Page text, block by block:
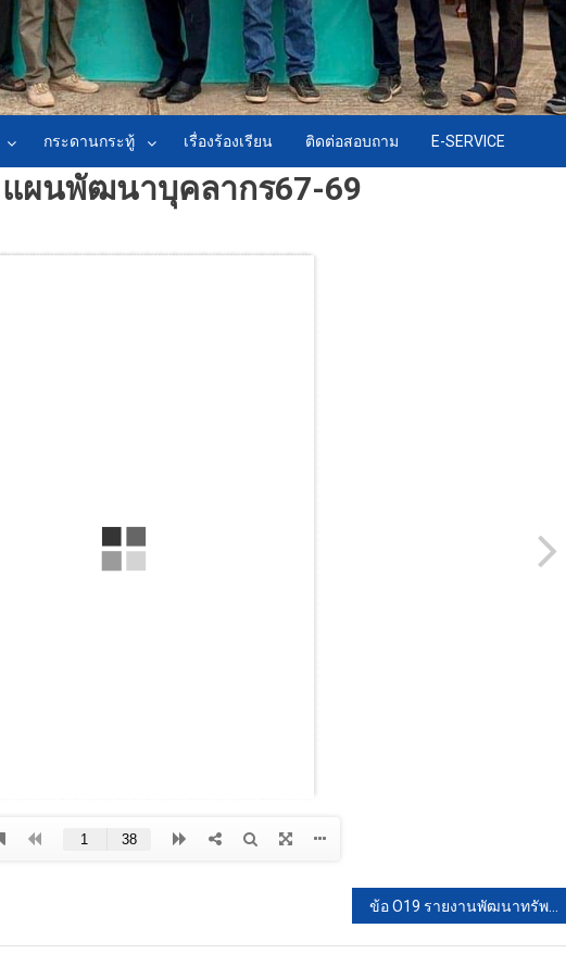
กระดานกระทู้ เรื่องร้องเรียน ติดต่อสอบถาม E-SERVICE
แผนพัฒนาบุคลากร67-69